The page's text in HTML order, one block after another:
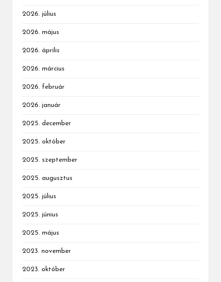
2026. július
2026. május
2026. április
2026. március
2026. február
2026. január
2025. december
2025. október
2025. szeptember
2025. augusztus
2025. július
2025. június
2025. május
2023. november
2023. október